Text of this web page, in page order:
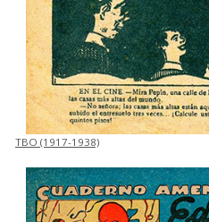
TBO (1917-1938)